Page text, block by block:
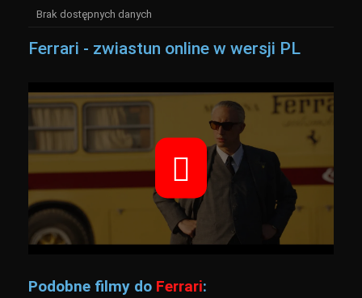
Brak dostępnych danych
Ferrari - zwiastun online w wersji PL
Podobne filmy do Ferrari: